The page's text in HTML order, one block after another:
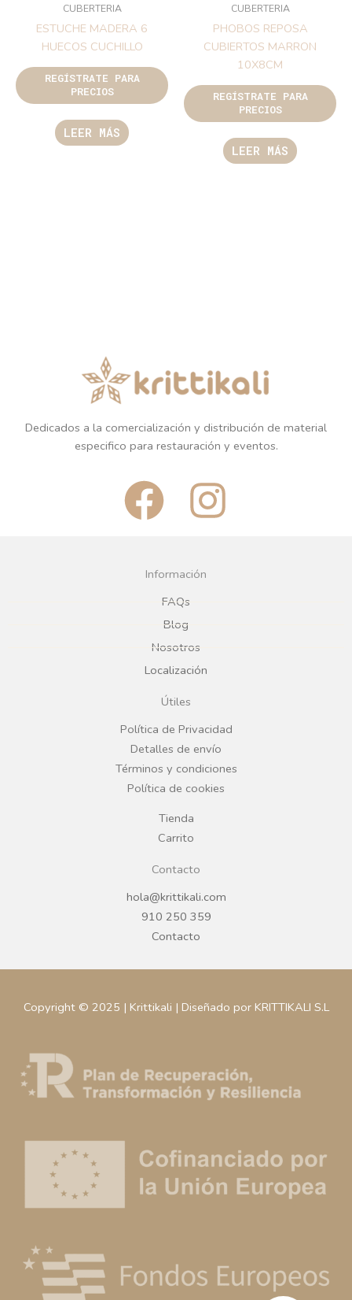
CUBERTERIA
ESTUCHE MADERA 6
HUECOS CUCHILLO
REGÍSTRATE PARA
PRECIOS
LEER MÁS
CUBERTERIA
PHOBOS REPOSA
CUBIERTOS MARRON
10X8CM
REGÍSTRATE PARA
PRECIOS
LEER MÁS
Dedicados a la comercialización y distribución de material
especifico para restauración y eventos.
F
a
c
e
b
o
o
k
I
n
g
r
a
Información
FAQs
Blog
Nosotros
Localización
Útiles
Política de Privacidad
Detalles de envío
Términos y condiciones
Política de cookies
Tienda
Carrito
Contacto
hola@krittikali.com
910 250 359
Contacto
Copyright © 2025 | Krittikali | Diseñado por KRITTIKALI S.L